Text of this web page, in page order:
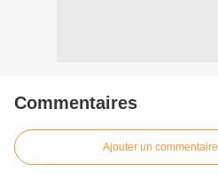
Commentaires
Ajouter un commentaire